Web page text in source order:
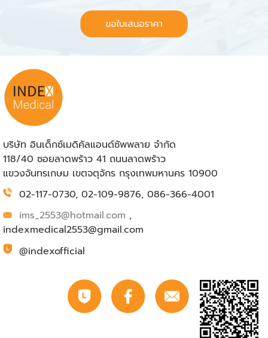
บริษัท อินเด็กซ์เมดิคัลแอนด์ซัพพลาย จำกัด
118/40 ซอยลาดพร้าว 41 ถนนลาดพร้าว
แขวงจันทรเกษม เขตจตุจักร กรุงเทพมหานคร 10900
02-117-0730, 02-109-9876, 086-366-4001
ims_2553@hotmail.com ,
indexmedical2553@gmail.com
@indexofficial